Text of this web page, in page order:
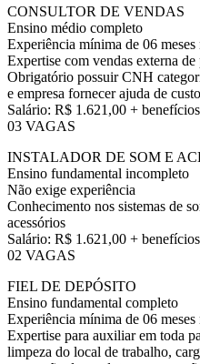
CONSULTOR DE VENDAS
Ensino médio completo
Experiência mínima de 06 meses
Expertise com vendas externa de
Obrigatório possuir CNH
e empresa fornecer ajuda de custo
Salário: R$ 1.621,00 + benefícios
03 VAGAS
INSTALADOR DE SOM E
Ensino fundamental incompleto
Não exige experiência
Conhecimento nos sistemas de
acessórios
Salário: R$ 1.621,00 + benefícios
02 VAGAS
FIEL DE DEPÓSITO
Ensino fundamental completo
Experiência mínima de 06 meses
Expertise para auxiliar em toda
limpeza do local de trabalho,